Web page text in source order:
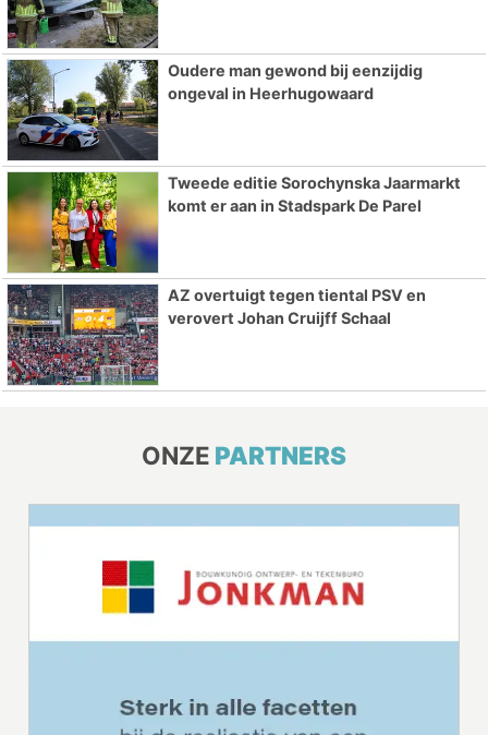
Oudere man gewond bij eenzijdig
ongeval in Heerhugowaard
Tweede editie Sorochynska Jaarmarkt
komt er aan in Stadspark De Parel
AZ overtuigt tegen tiental PSV en
verovert Johan Cruijff Schaal
ONZE PARTNERS